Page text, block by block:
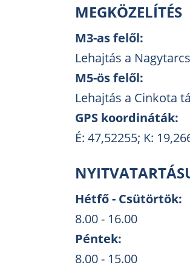
MEGKÖZELÍTÉS
M3-as felől:
Lehajtás a
M5-ös felől:
Lehajtás a Cinkota
GPS koordináták:
É: 47,52255; K:
Hétfő - Csütörtök:
8.00 - 16.00
Péntek:
8.00 - 15.00